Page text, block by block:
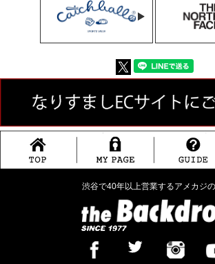
渋谷で40年以上営業するアメカジ